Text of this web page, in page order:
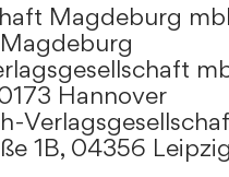
Magdeburg
Hannover
1B, 04356